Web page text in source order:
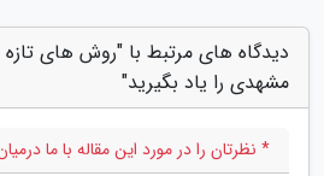
دیدگاه های مرتبط با "روش های
مشهدی را یاد بگیرید"
* نظرتان را در مورد این مقاله با ما